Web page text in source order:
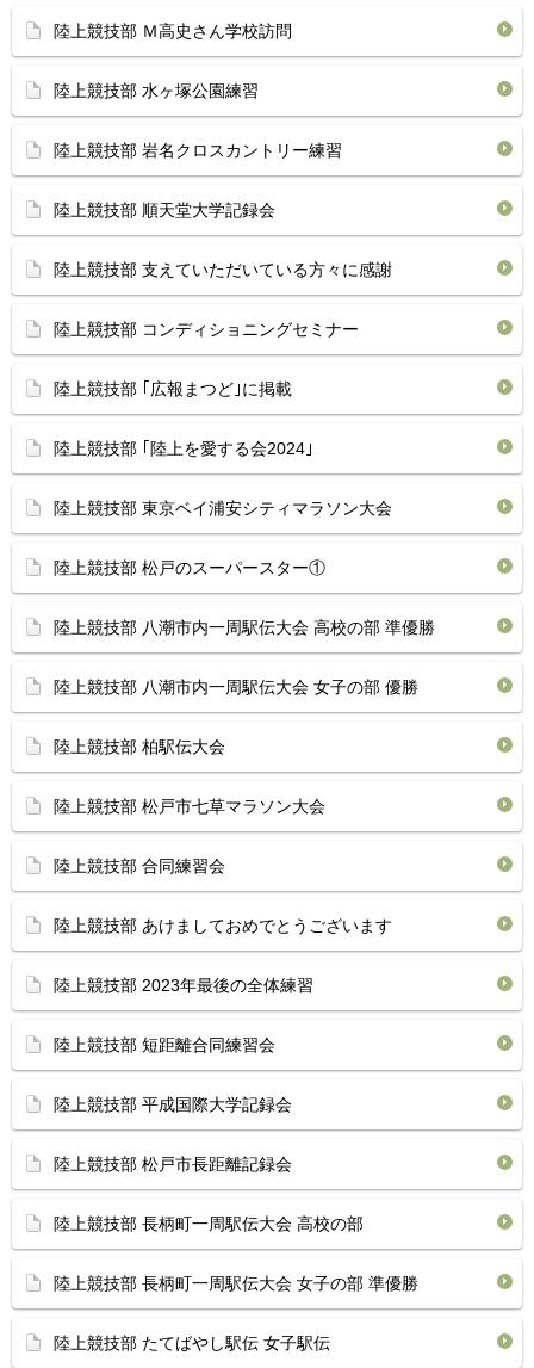
陸上競技部 Ｍ高史さん学校訪問
陸上競技部 水ヶ塚公園練習
陸上競技部 岩名クロスカントリー練習
陸上競技部 順天堂大学記録会
陸上競技部 支えていただいている方々に感謝
陸上競技部 コンディショニングセミナー
陸上競技部 ｢広報まつど｣に掲載
陸上競技部 ｢陸上を愛する会2024｣
陸上競技部 東京ベイ浦安シティマラソン大会
陸上競技部 松戸のスーパースター①
陸上競技部 八潮市内一周駅伝大会 高校の部 準優勝
陸上競技部 八潮市内一周駅伝大会 女子の部 優勝
陸上競技部 柏駅伝大会
陸上競技部 松戸市七草マラソン大会
陸上競技部 合同練習会
陸上競技部 あけましておめでとうございます
陸上競技部 2023年最後の全体練習
陸上競技部 短距離合同練習会
陸上競技部 平成国際大学記録会
陸上競技部 松戸市長距離記録会
陸上競技部 長柄町一周駅伝大会 高校の部
陸上競技部 長柄町一周駅伝大会 女子の部 準優勝
陸上競技部 たてばやし駅伝 女子駅伝